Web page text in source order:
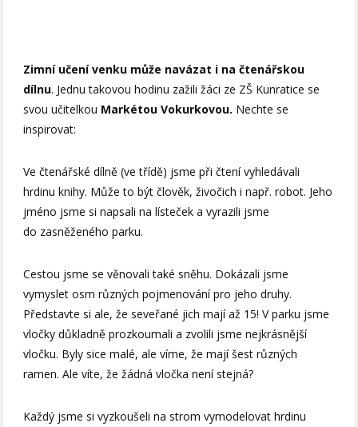
Zimní učení venku může navázat i na čtenářskou
dílnu. Jednu takovou hodinu zažili žáci ze ZŠ Kunratice se
svou učitelkou Markétou Vokurkovou. Nechte se
inspirovat:
Ve čtenářské dílně (ve třídě) jsme při čtení vyhledávali
hrdinu knihy. Může to být člověk, živočich i např. robot. Jeho
jméno jsme si napsali na lísteček a vyrazili jsme
do zasněženého parku.
Cestou jsme se věnovali také sněhu. Dokázali jsme
vymyslet osm různých pojmenování pro jeho druhy.
Představte si ale, že seveřané jich mají až 15! V parku jsme
vločky důkladně prozkoumali a zvolili jsme nejkrásnější
vločku. Byly sice malé, ale víme, že mají šest různých
ramen. Ale víte, že žádná vločka není stejná?
Každý jsme si vyzkoušeli na strom vymodelovat hrdinu